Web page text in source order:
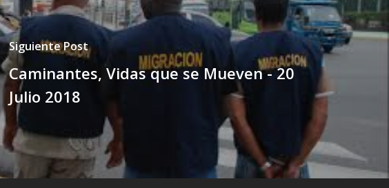
Siguiente Post
Caminantes, Vidas que se Mueven - 20
Julio 2018